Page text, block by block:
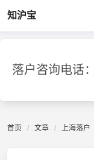
知沪宝
落户咨询电话：
首页 文章 上海落户